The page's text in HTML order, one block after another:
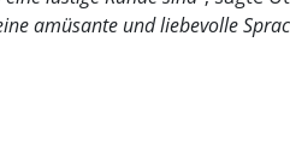
amüsante und liebevolle